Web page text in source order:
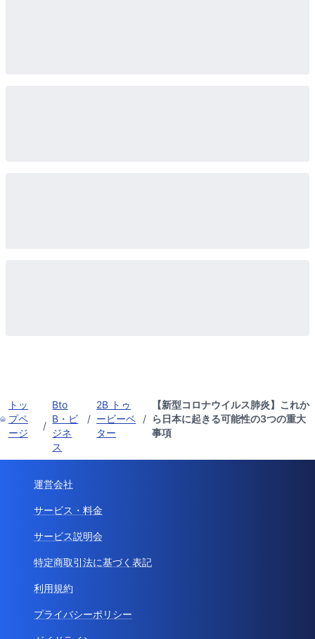
トッ
プペ
ージ
/
Bto
B・ビ
ジネ
ス
/
2B トゥ
ービーベ
ター
/
【新型コロナウイルス肺炎】これか
ら日本に起きる可能性の3つの重大
事項
運営会社
サービス・料金
サービス説明会
特定商取引法に基づく表記
利用規約
プライバシーポリシー